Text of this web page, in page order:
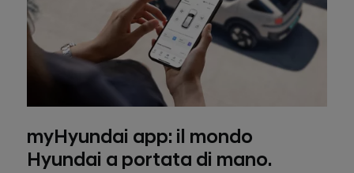
myHyundai app: il mondo
Hyundai a portata di mano.